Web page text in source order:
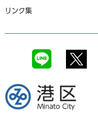
リンク集
港区